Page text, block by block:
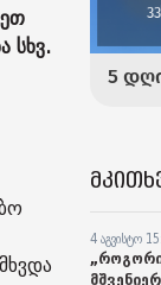
სხვ.
4 აგვისტო